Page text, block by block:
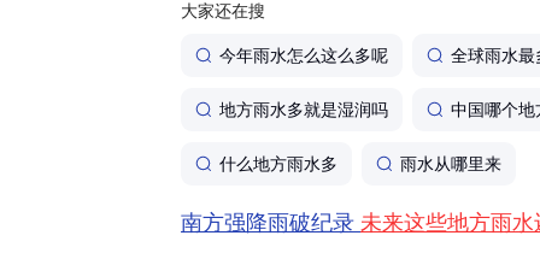
大家还在搜
今年雨水怎么这么多呢 全球雨水最
地方雨水多就是湿润吗 中国哪个地
什么地方雨水多 雨水从哪里来
南方强降雨破纪录 未来这些地方雨水